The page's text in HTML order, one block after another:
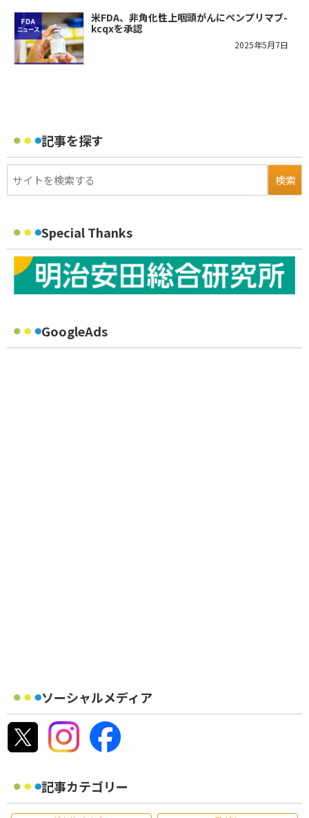
米FDA、非角化性上咽頭がんにペンプリマブ-
kcqxを承認
2025年5月7日
記事を探す
Special Thanks
GoogleAds
ソーシャルメディア
記事カテゴリー